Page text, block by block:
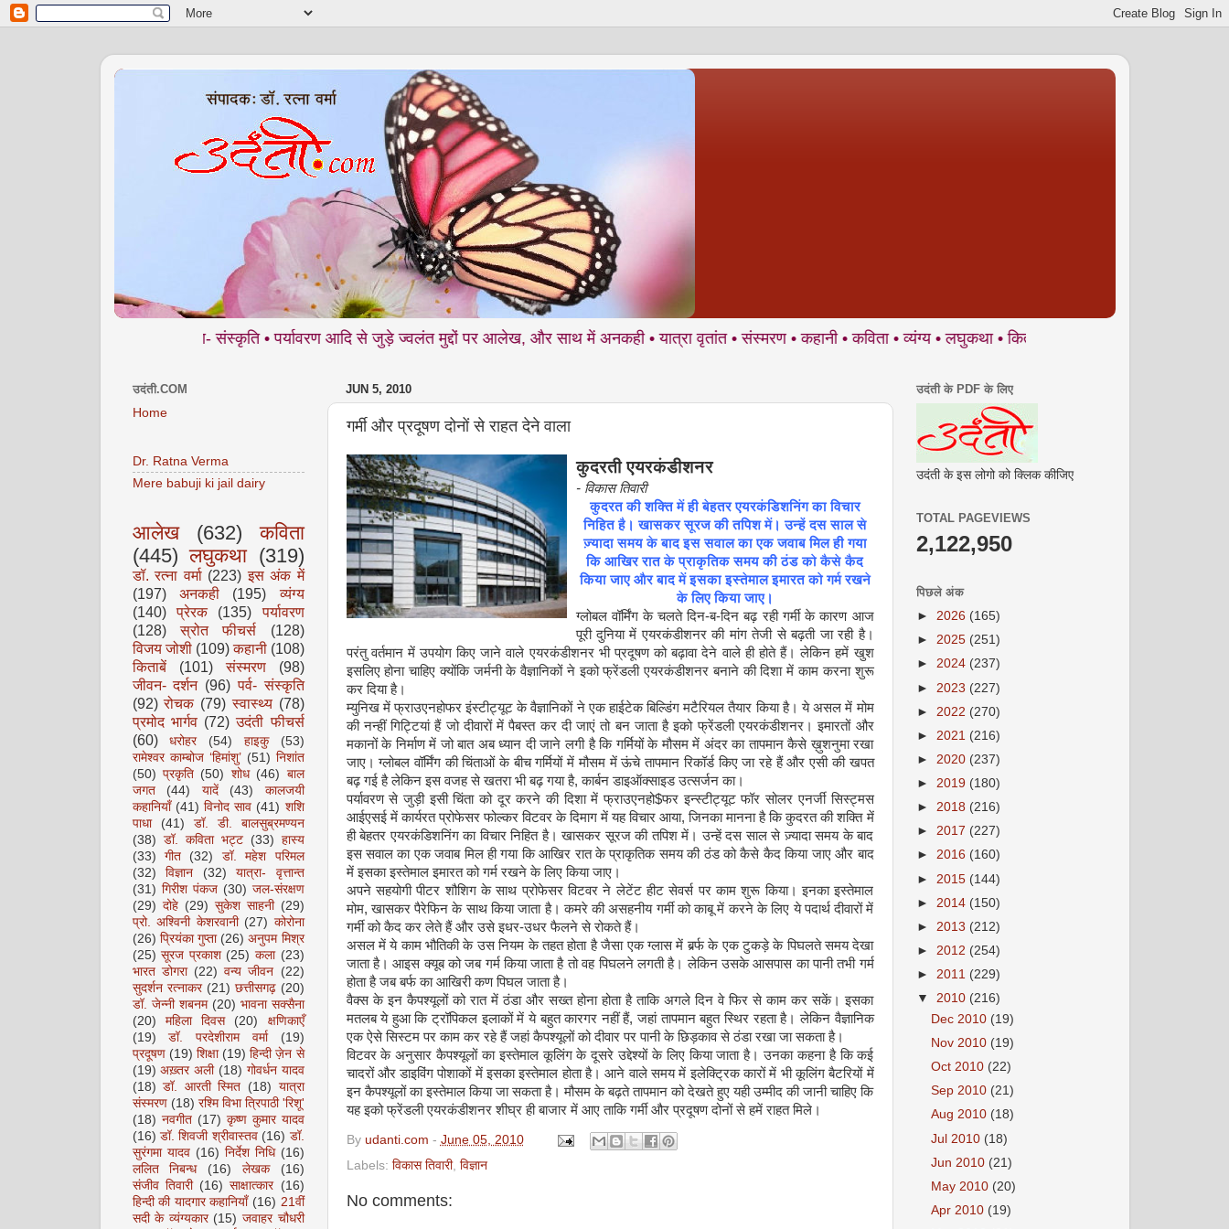
• समाज • कला- संस्कृति • पर्यावरण आदि से जुड़े ज्वलंत मुद्दों पर आलेख, और साथ में अनकही • यात्रा वृतांत • संस्मरण • कहानी • कविता • व्यंग्य • लघुकथा • किताबें ... आपकी मौलिक रचनाओं का हमेशा स्वागत
JUN 5, 2010
गर्मी और प्रदूषण दोनों से राहत देने वाला
कुदरती एयरकंडीशनर
- विकास तिवारी
कुदरत की शक्ति में ही बेहतर एयरकंडिशनिंग का विचार
निहित है। खासकर सूरज की तपिश में। उन्हें दस साल से
ज़्यादा समय के बाद इस सवाल का एक जवाब मिल ही गया
कि आखिर रात के प्राकृतिक समय की ठंड को कैसे कैद
किया जाए और बाद में इसका इस्तेमाल इमारत को गर्म रखने
के लिए किया जाए।
ग्लोबल वॉर्मिंग के चलते दिन-ब-दिन बढ़ रही गर्मी के कारण आज
पूरी दुनिया में एयरकंडीशनर की मांग तेजी से बढ़ती जा रही है।
परंतु वर्तमान में उपयोग किए जाने वाले एयरकंडीशनर भी प्रदूषण को बढ़ावा देने वाले ही होते हैं। लेकिन हमें खुश
इसलिए होना चाहिए क्योंकि जर्मनी के वैज्ञानिकों ने इको फ्रेंडली एयरकंडीशनर बनाने की दिशा में काम करना शुरू
कर दिया है।
म्युनिख में फ्राउएनहोफर इंस्टीट्यूट के वैज्ञानिकों ने एक हाईटेक बिल्डिंग मटैरियल तैयार किया है। ये असल में मोम
की नन्हीं गिट्टियां हैं जो दीवारों में पैबस्त कर दी जाएं तो बन जाता है इको फ्रेंडली एयरकंडीशनर। इमारतों और
मकानों के निर्माण में जो बात अब ध्यान दी जाने लगी है कि गर्मियों के मौसम में अंदर का तापमान कैसे ख़ुशनुमा रखा
जाए। ग्लोबल वॉर्मिंग की चिंताओं के बीच गर्मियों में मौसम में ऊंचे तापमान रिकॉर्ड किए जा रहे हैं और एसी की खपत
बढ़ गई है लेकिन इस वजह से खतरा भी बढ़ गया है, कार्बन डाइऑक्साइड उत्सर्जन का।
पर्यावरण से जुड़ी इसी चिंता को दूर करने की दिशा में फ्राउएनहो$फर इन्स्टीट्यूट फॉर सोलर एनर्जी सिस्ट्मस
आईएसई में कार्यरत प्रोफेसर फोल्कर विटवर के दिमाग में यह विचार आया, जिनका मानना है कि कुदरत की शक्ति में
ही बेहतर एयरकंडिशनिंग का विचार निहित है। खासकर सूरज की तपिश में। उन्हें दस साल से ज़्यादा समय के बाद
इस सवाल का एक जवाब मिल ही गया कि आखिर रात के प्राकृतिक समय की ठंड को कैसे कैद किया जाए और बाद
में इसका इस्तेमाल इमारत को गर्म रखने के लिए किया जाए।
अपने सहयोगी पीटर शौशिग के साथ प्रोफेसर विटवर ने लेटेंट हीट सेवर्स पर काम शुरू किया। इनका इस्तेमाल
मोम, खासकर पैरेफिन के साथ किया जाता है। कमरे की असहनीय गर्मी को काबू में करने के लिए ये पदार्थ दीवारों में
गर्मी को कैद कर लेते हैं और उसे इधर-उधर फैलने से रोकते हैं।
असल में ये काम भौतिकी के उस नियम के तहत होता है जैसा एक ग्लास में बर्र्फ के एक टुकड़े के पिघलते समय देखा
जाता है। आइस क्यूब को जब गर्म किया जाता है तो वह पिघलने लगती है। लेकिन उसके आसपास का पानी तभी गर्म
होता है जब बर्फ का आखिरी कण पिघल जाता है।
वैक्स के इन कैपश्यूलों को रात में ठंडा और सख्त होना होता है ताकि अगले दिन वे फिर से काम कर सकें। इसका
मतलब ये हुआ कि ट्रॉपिकल इलाकों में ये बहुत कारगर नहीं हैं, जहां तापमान बहुत स्थिर रहता है। लेकिन वैज्ञानिक
एक ऐसे सिस्टम पर काम कर रहे हैं जहां कैपश्यूलों को दीवार पर पानी के छिड़काव से ठंडा रखा जा सकता है।
विटवर के अनुसार कैपश्यूलों का इस्तेमाल कूलिंग के दूसरे उद्देश्यों के लिए किया जाता है। उनका कहना है कि कई
चादरों और डाइविंग पोशाकों में इसका इस्तेमाल होता है। आने वाले समय में इलेक्ट्रिक कारों में भी कूलिंग बैटरियों में
इन कैपश्यूलों का इस्तेमाल किया जा सकता है। मौसम के बढ़ते तापमान को देखते हुए यही उम्मीद की जानी चाहिए कि
यह इको फ्रेंडली एयरकंडीशनर शीघ्र ही बाजार में आए ताकि गर्मी और प्रदूषण दोनों से हमें राहत मिले।
By udanti.com - June 05, 2010
Labels: विकास तिवारी, विज्ञान
No comments:
उदंती.COM
Home
Dr. Ratna Verma
Mere babuji ki jail dairy
आलेख (632)
कविता
(445) लघुकथा (319)
डॉ. रत्ना वर्मा (223) इस अंक में
(197)
अनकही (195)
व्यंग्य
(140)
प्रेरक (135)
पर्यावरण
(128)
स्रोत फीचर्स
(128)
विजय जोशी (109) कहानी (108)
किताबें
(101) संस्मरण
(98)
जीवन- दर्शन (96) पर्व- संस्कृति
(92) रोचक (79) स्वास्थ्य (78)
प्रमोद भार्गव (72) उदंती फीचर्स
(60)
धरोहर (54) हाइकु
(53)
रामेश्वर काम्बोज ‘हिमांशु’ (51) निशांत
(50) प्रकृति (50) शोध (46) बाल
जगत
(44) यादें (43)
कालजयी
कहानियाँ (41) विनोद साव (41) शशि
पाधा
(41)
डॉ. डी. बालसुब्रमण्यन
(38) डॉ. कविता भट्ट (33) हास्य
(33)
गीत (32)
डॉ. महेश परिमल
(32)
विज्ञान (32)
यात्रा- वृत्तान्त
(31) गिरीश पंकज (30) जल-संरक्षण
(29) दोहे (29) सुकेश साहनी (29)
प्रो. अश्विनी केशरवानी (27) कोरोना
(26) प्रियंका गुप्ता (26) अनुपम मिश्र
(25) सूरज प्रकाश (25) कला (23)
भारत डोगरा (22) वन्य जीवन (22)
सुदर्शन रत्नाकर (21) छत्तीसगढ़ (20)
डॉ. जेन्नी शबनम (20) भावना सक्सैना
(20)
महिला दिवस (20)
क्षणिकाएँ
(19)
डॉ. परदेशीराम वर्मा
(19)
प्रदूषण (19) शिक्षा (19) हिन्दी ज़ेन से
(19) अख़्तर अली (18) गोवर्धन यादव
(18) डॉ. आरती स्मित (18) यात्रा
संस्मरण (18) रश्मि विभा त्रिपाठी 'रिशू'
(18) नवगीत (17) कृष्ण कुमार यादव
(16) डॉ. शिवजी श्रीवास्तव (16) डॉ.
सुरंगमा यादव (16) निर्देश निधि (16)
ललित निबन्ध
(16) लेखक
(16)
संजीव तिवारी (16) साक्षात्कार (16)
हिन्दी की यादगार कहानियाँ (16) 21वीं
सदी के व्यंग्यकार (15) जवाहर चौधरी
उदंती के PDF के लिए
उदंती के इस लोगो को क्लिक कीजिए
TOTAL PAGEVIEWS
2,122,950
पिछले अंक
► 2026 (165)
► 2025 (251)
► 2024 (237)
► 2023 (227)
► 2022 (270)
► 2021 (216)
► 2020 (237)
► 2019 (180)
► 2018 (216)
► 2017 (227)
► 2016 (160)
► 2015 (144)
► 2014 (150)
► 2013 (212)
► 2012 (254)
► 2011 (229)
▼ 2010 (216)
Dec 2010 (19)
Nov 2010 (19)
Oct 2010 (22)
Sep 2010 (21)
Aug 2010 (18)
Jul 2010 (18)
Jun 2010 (21)
May 2010 (20)
Apr 2010 (19)